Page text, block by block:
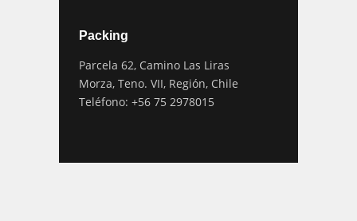
Packing
Parcela 62, Camino Las Liras
Morza, Teno. VII, Región, Chile
Teléfono: +56 75 2978015